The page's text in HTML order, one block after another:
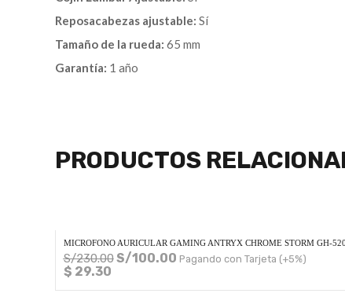
Reposacabezas ajustable: Sí
Tamaño de la rueda: 65 mm
Garantía: 1 año
PRODUCTOS
MICROFONO AURICULAR GAMING ANTRYX CHROME STORM GH-
S/230.00S/100.00 Pagando con Tarjeta (+5%)
$ 29.30